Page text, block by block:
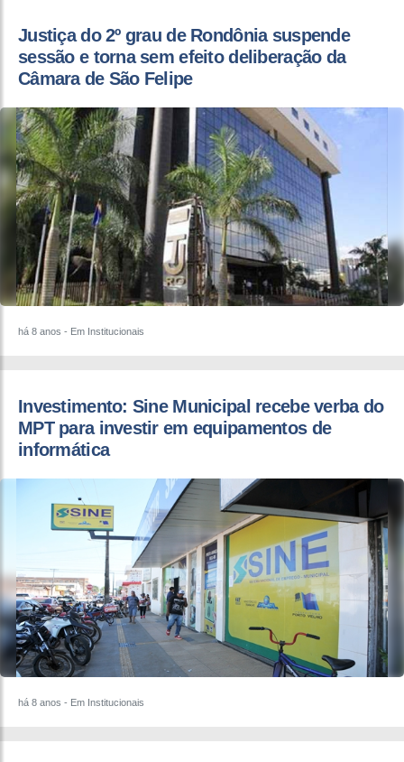
Justiça do 2º grau de Rondônia suspende
sessão e torna sem efeito deliberação da
Câmara de São Felipe
há 8 anos - Em Institucionais
Investimento: Sine Municipal recebe verba do
MPT para investir em equipamentos de
informática
há 8 anos - Em Institucionais